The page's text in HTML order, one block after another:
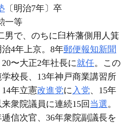
〔明治7年〕卒
一等
男で、のちに臼杵藩側用人箕
4年上京。8年郵便報知新聞
〜大正2年社長に就任。この
校長、13年神戸商業講習所
14年立憲改進党に入党、15年
衆院議員に連続15回 当選。
信次官、36年衆院副議長を